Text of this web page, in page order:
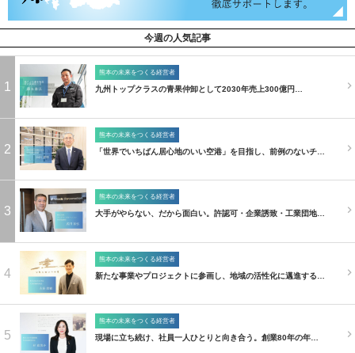
今週の人気記事
1
熊本の未来をつくる経営者
九州トップクラスの青果仲卸として2030年売上300億円…
2
熊本の未来をつくる経営者
「世界でいちばん居心地のいい空港」を目指し、前例のないチ…
3
熊本の未来をつくる経営者
大手がやらない、だから面白い。許認可・企業誘致・工業団地…
4
熊本の未来をつくる経営者
新たな事業やプロジェクトに参画し、地域の活性化に邁進する…
5
熊本の未来をつくる経営者
現場に立ち続け、社員一人ひとりと向き合う。創業80年の年…